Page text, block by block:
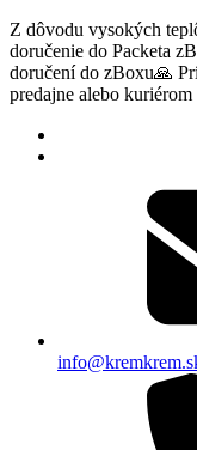
Z dôvodu vysokých
doručenie do Packeta
doručení do zBoxu🙏
predajne alebo